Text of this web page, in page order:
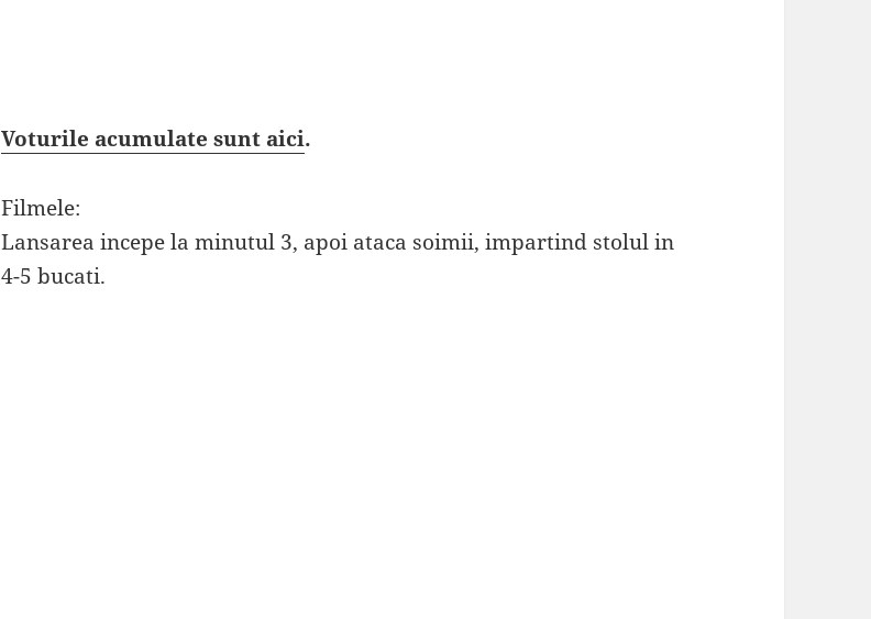
Voturile acumulate sunt aici.
Filmele:
Lansarea incepe la minutul 3, apoi ataca soimii, impartind stolul in
4-5 bucati.